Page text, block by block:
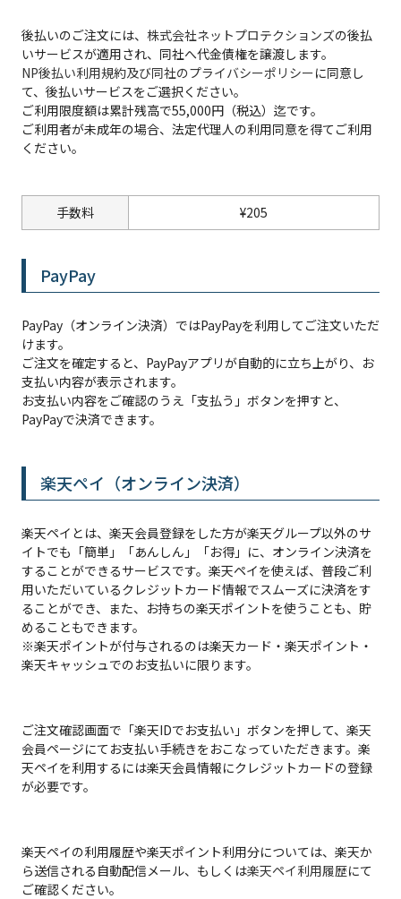
後払いのご注文には、 株式会社ネットプロテクションズの後払
いサービスが適用され、同社へ代金債権を譲渡します。
NP後払い利用規約及び同社のプライバシーポリシーに同意し
て、後払いサービスをご選択ください。
ご利用限度額は累計残高で55,000円（税込）迄です。
ご利用者が未成年の場合、法定代理人の利用同意を得てご利用
ください。
手数料 ¥205
PayPay
PayPay（オンライン決済）ではPayPayを利用してご注文いただ
けます。
ご注文を確定すると、PayPayアプリが自動的に立ち上がり、お
支払い内容が表示されます。
お支払い内容をご確認のうえ「支払う」ボタンを押すと、
PayPayで決済できます。
楽天ペイ（オンライン決済）
楽天ペイとは、楽天会員登録をした方が楽天グループ以外のサ
イトでも「簡単」「あんしん」「お得」に、オンライン決済を
することができるサービスです。楽天ペイを使えば、普段ご利
用いただいているクレジットカード情報でスムーズに決済をす
ることができ、また、お持ちの楽天ポイントを使うことも、貯
めることもできます。
※楽天ポイントが付与されるのは楽天カード・楽天ポイント・
楽天キャッシュでのお支払いに限ります。
ご注文確認画面で「楽天IDでお支払い」ボタンを押して、楽天
会員ページにてお支払い手続きをおこなっていただきます。楽
天ペイを利用するには楽天会員情報にクレジットカードの登録
が必要です。
楽天ペイの利用履歴や楽天ポイント利用分については、楽天か
ら送信される自動配信メール、もしくは楽天ペイ利用履歴にて
ご確認ください。